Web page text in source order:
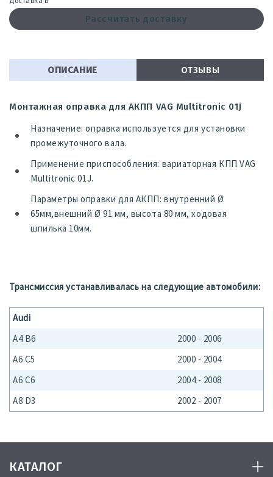
Рассчитать доставку
ОПИСАНИЕ ОТЗЫВЫ
Монтажная оправка для АКПП VAG Multitronic 01J
Назначение: оправка используется для установки
промежуточного вала.
Применение приспособления: вариаторная КПП VAG
Multitronic 01J.
Параметры оправки для АКПП: внутренний Ø
65мм,внешний Ø 91 мм, высота 80 мм, ходовая
шпилька 10мм.
Трансмиссия устанавливалась на следующие автомобили:
Audi
A4 B6
2000 - 2006
A6 C5
2000 - 2004
A6 C6
2004 - 2008
A8 D3
2002 - 2007
КАТАЛОГ